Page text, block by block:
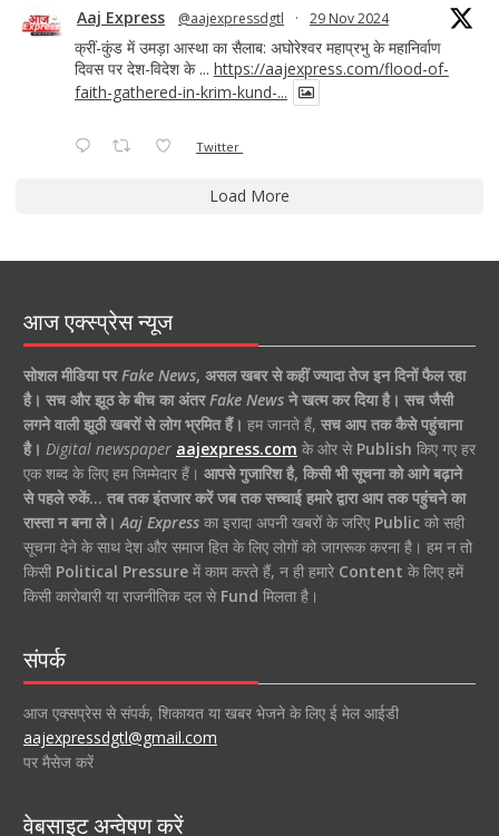
Aaj Express @aajexpressdgtl · 29 Nov 2024
क्रीं-कुंड में उमड़ा आस्था का सैलाब: अघोरेश्वर महाप्रभु के महानिर्वाण
दिवस पर देश-विदेश के ... https://aajexpress.com/flood-of-
faith-gathered-in-krim-kund-...
Twitter
Load More
आज एक्स्प्रेस न्यूज
सोशल मीडिया परFake News, असल खबर से कहीं ज्यादा तेज इन दिनों फैल रहा
है। सच और झूठ के बीच का अंतरFake Newsने खत्म कर दिया है। सच जैसी
लगने वाली झूठी खबरों से लोग भ्रमित हैं। हम जानते हैं, सच आप तक कैसे पहुंचाना
है। Digital newspaper aajexpress.com के ओर से Publish किए गए हर
एक शब्द के लिए हम जिम्मेदार हैं। आपसे गुजारिश है, किसी भी सूचना को आगे बढ़ाने
से पहले रुकें… तब तक इंतजार करें जब तक सच्चाई हमारे द्वारा आप तक पहुंचने का
रास्ता न बना ले। Aaj Expressका इरादा अपनी खबरों के जरिए Publicको सही
सूचना देने के साथ देश और समाज हित के लिए लोगों को जागरूक करना है। हम न तो
किसी Political Pressureमें काम करते हैं, न ही हमारे Content के लिए हमें
किसी कारोबारी या राजनीतिक दल से Fund मिलता है।
संपर्क
आज एक्सप्रेस से संपर्क, शिकायत या खबर भेजने के लिए ई मेल आईडी
aajexpressdgtl@gmail.com
पर मैसेज करें
वेबसाइट अन्वेषण करें